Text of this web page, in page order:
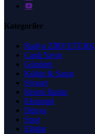
Kategoriler
Radyo ZİRVETÜRK
Canlı Yayın
Gündem
Kültür & Sanat
Siyaset
Resmi İlanlar
Ekonomi
Dünya
Spor
Eğitim